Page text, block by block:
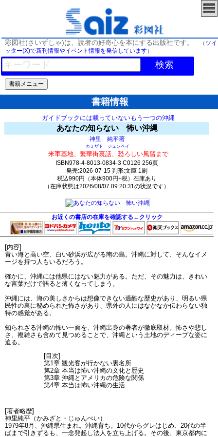
彩図社(さいずしゃ)は、読者の好奇心を本にする出版社です。 （ ツイ
ッター(X)で新刊情報やイベント情報を発信しています）
検索
書籍情報
ガイドブックには載っていないもう一つの沖縄
あなたの知らない 怖い沖縄
神里 純平著
カミザト ジュンペイ
米軍基地、繁華街裏話、恐ろしい風習まで
ISBN978-4-8013-0834-3 C0126 256頁
発売:2026-07-15 判形:文庫 1刷
税込990円（本体900円+税）在庫あり
（在庫状態は2026/08/07 09:20:31の状況です）
お近くの書店の在庫を確認する←クリック
[内容]
青い海と高い空、白い砂浜が広がる南の島。沖縄に対して、そんなイメ
ージを持つ人もいるだろう。
確かに、沖縄には他県にはない魅力がある。ただ、その魅力は、きれい
な言葉だけで語ると薄くなってしまう。
沖縄には、海の美しさからは想像できない過酷な歴史があり、明るい県
民性の裏に秘められた怖さがあり、県外の人にはなかなか伝わらない独
特の感覚がある。
知られざる沖縄の怖い一面を、沖縄出身の著者が徹底取材。怖さや悲し
さ、複雑さも含めて見つめることで、沖縄という土地のディープな姿に
迫る。
[目次]
第1章 観光客が行かない裏名所
第2章 本当は怖い沖縄の文化と歴史
第3章 沖縄とアメリカの危険な関係
第4章 本当は怖い沖縄の生活
[著者略歴]
神里純平（かみざと・じゅんぺい）
1979年8月、沖縄県生まれ。沖縄育ち。10代からグレはじめ、20代の半
ばまで引きずるも、一念発起し法人を立ち上げる。その後、東京都内に